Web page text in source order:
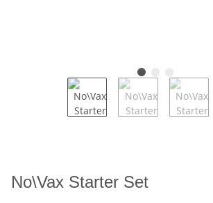
No\Vax Starter Set